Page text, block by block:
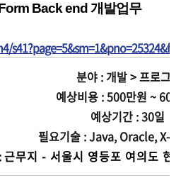
Back end 개발업무
분야 : 개발 > 프로그램
예상비용 : 500만원 ~
예상기간 : 30일
필요기술 : Java, Oracle, X-
근무지 - 서울시 영등포 여의도 현